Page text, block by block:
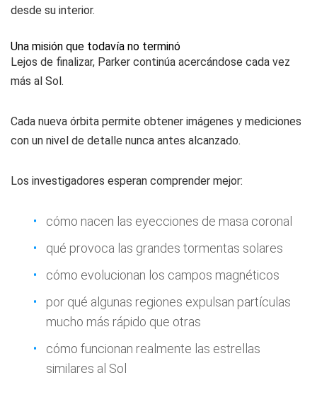
desde su interior.
Una misión que todavía no terminó
Lejos de finalizar, Parker continúa acercándose cada vez
más al Sol.
Cada nueva órbita permite obtener imágenes y mediciones
con un nivel de detalle nunca antes alcanzado.
Los investigadores esperan comprender mejor:
cómo nacen las eyecciones de masa coronal
qué provoca las grandes tormentas solares
cómo evolucionan los campos magnéticos
por qué algunas regiones expulsan partículas
mucho más rápido que otras
cómo funcionan realmente las estrellas
similares al Sol